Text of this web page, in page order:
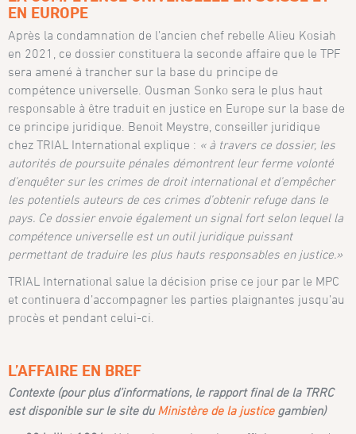
EN EUROPE
Après la condamnation de l’ancien chef rebelle Alieu Kosiah
en 2021, ce dossier constituera la seconde affaire que le TPF
sera amené à trancher sur la base du principe de
compétence universelle. Ousman Sonko sera le plus haut
responsable à être traduit en justice en Europe sur la base de
ce principe juridique. Benoit Meystre, conseiller juridique
chez TRIAL International explique : « à travers ce dossier, les
autorités de poursuite pénales démontrent leur ferme volonté
d’enquêter sur les crimes de droit international et d’empêcher
les potentiels auteurs de ces crimes d’obtenir refuge dans le
pays. Ce dossier envoie également un signal fort selon lequel la
compétence universelle est un outil juridique puissant
permettant de traduire les plus hauts responsables en justice.»
TRIAL International salue la décision prise ce jour par le MPC
et continuera d’accompagner les parties plaignantes jusqu’au
procès et pendant celui-ci.
L’AFFAIRE EN BREF
Contexte (pour plus d’informations, le rapport final de la TRRC
est disponible sur le site duMinistère de la justicegambien)